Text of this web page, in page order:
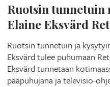
Ruotsin
Elaine Eksvärd
Ruotsin tunnetuin ja
Eksvärd tulee puhumaan
Eksvärd tunnetaan
pääpuhujana ja televisio-